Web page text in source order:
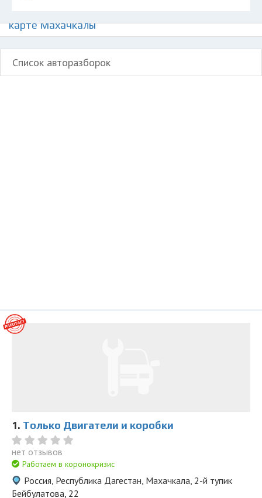
карте Махачкалы
Список авторазборок
1. Только Двигатели и коробки
нет отзывов
Работаем в коронокризис
Россия, Республика Дагестан, Махачкала, 2-й тупик
Бейбулатова, 22